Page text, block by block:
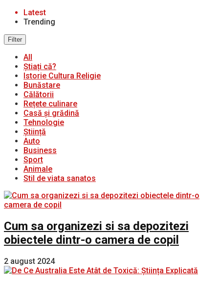
Latest
Trending
Filter
All
Știați că?
Istorie Cultura Religie
Bunăstare
Călătorii
Rețete culinare
Casă și grădină
Tehnologie
Știință
Auto
Business
Sport
Animale
Stil de viata sanatos
Cum sa organizezi si sa depozitezi
obiectele dintr-o camera de copil
2 august 2024